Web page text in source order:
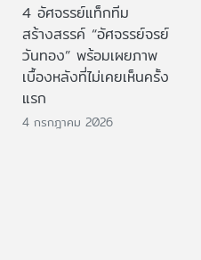
4 อัศจรรย์แท็กทีม
สร้างสรรค์ “อัศจรรย์จรย์
วันทอง” พร้อมเผยภาพ
เบื้องหลังที่ไม่เคยเห็นครั้ง
แรก
4 กรกฎาคม 2026